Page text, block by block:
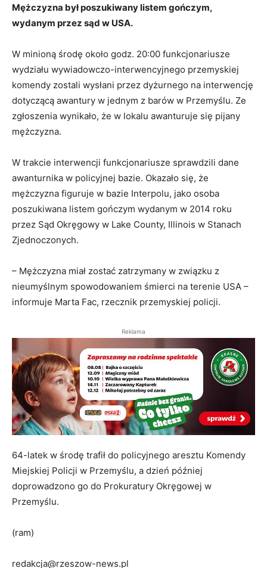
Mężczyzna był poszukiwany listem gończym,
wydanym przez sąd w USA.
W minioną środę około godz. 20:00 funkcjonariusze
wydziału wywiadowczo-interwencyjnego przemyskiej
komendy zostali wysłani przez dyżurnego na interwencję
dotyczącą awantury w jednym z barów w Przemyślu. Ze
zgłoszenia wynikało, że w lokalu awanturuje się pijany
mężczyzna.
W trakcie interwencji funkcjonariusze sprawdzili dane
awanturnika w policyjnej bazie. Okazało się, że
mężczyzna figuruje w bazie Interpolu, jako osoba
poszukiwana listem gończym wydanym w 2014 roku
przez Sąd Okręgowy w Lake County, Illinois w Stanach
Zjednoczonych.
– Mężczyzna miał zostać zatrzymany w związku z
nieumyślnym spowodowaniem śmierci na terenie USA –
informuje Marta Fac, rzecznik przemyskiej policji.
Reklama
64-latek w środę trafił do policyjnego aresztu Komendy
Miejskiej Policji w Przemyślu, a dzień później
doprowadzono go do Prokuratury Okręgowej w
Przemyślu.
(ram)
redakcja@rzeszow-news.pl